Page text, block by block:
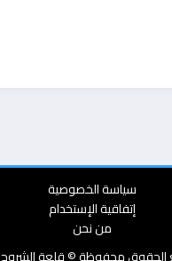
سياسة الخصوصية
إتفاقية الإستخدام
من نحن